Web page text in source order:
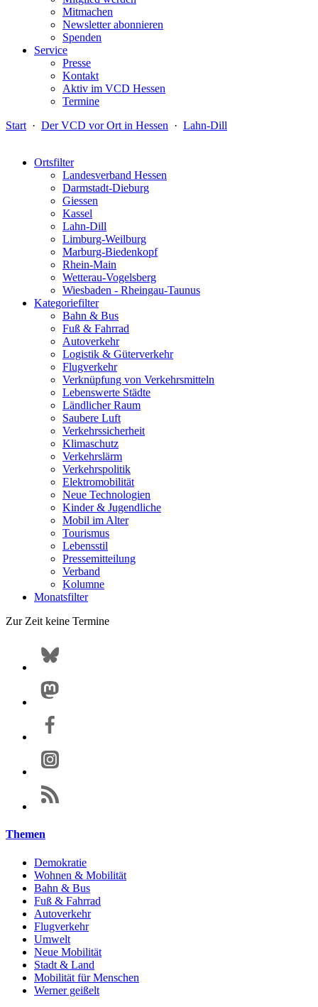
Mitmachen
Newsletter abonnieren
Spenden
Service
Presse
Kontakt
Aktiv im VCD Hessen
Termine
Start · Der VCD vor Ort in Hessen · Lahn-Dill
Ortsfilter
Landesverband Hessen
Darmstadt-Dieburg
Giessen
Kassel
Lahn-Dill
Limburg-Weilburg
Marburg-Biedenkopf
Rhein-Main
Wetterau-Vogelsberg
Wiesbaden - Rheingau-Taunus
Kategoriefilter
Bahn & Bus
Fuß & Fahrrad
Autoverkehr
Logistik & Güterverkehr
Flugverkehr
Verknüpfung von Verkehrsmitteln
Lebenswerte Städte
Ländlicher Raum
Saubere Luft
Verkehrssicherheit
Klimaschutz
Verkehrslärm
Verkehrspolitik
Elektromobilität
Neue Technologien
Kinder & Jugendliche
Mobil im Alter
Tourismus
Lebensstil
Pressemitteilung
Verband
Kolumne
Monatsfilter
Zur Zeit keine Termine
Themen
Demokratie
Wohnen & Mobilität
Bahn & Bus
Fuß & Fahrrad
Autoverkehr
Flugverkehr
Umwelt
Neue Mobilität
Stadt & Land
Mobilität für Menschen
Werner geißelt